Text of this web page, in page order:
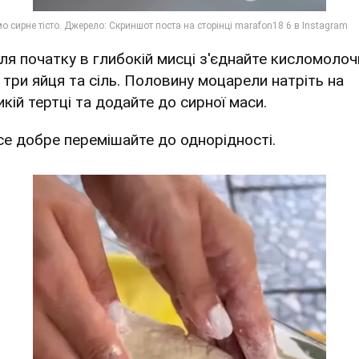
початку в глибокій мисці з'єднайте
яйця та сіль. Половину моцарели натріть на
тертці та додайте до сирної маси.
добре перемішайте до однорідності.